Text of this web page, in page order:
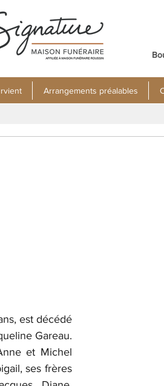
Arrangements préalables
est décédé
Gareau.
et Michel
ses frères